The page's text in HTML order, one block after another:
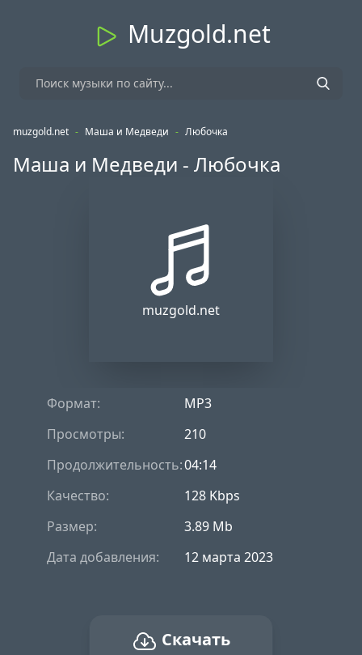
Muzgold.net
muzgold.net - Маша и Медведи - Любочка
Маша и Медведи - Любочка
muzgold.net
Формат:
MP3
Просмотры:
210
Продолжительность:04:14
Качество:
128 Kbps
Размер:
3.89 Mb
Дата добавления:
12 марта 2023
Скачать